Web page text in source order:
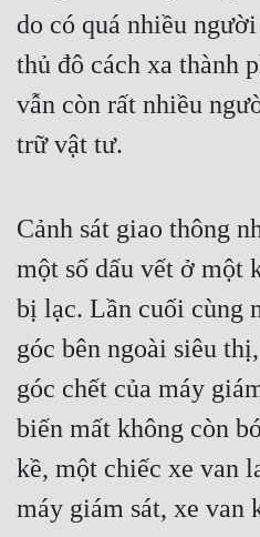
do có quá nhiều
thủ đô cách xa thành
vẫn còn rất nhiều
trữ vật tư.
Cảnh sát giao thông
một số dấu vết ở một
bị lạc. Lần cuối cùng
góc bên ngoài siêu
góc chết của máy
biến mất không còn
kề, một chiếc xe van
máy giám sát, xe van